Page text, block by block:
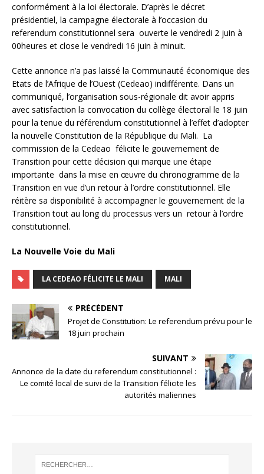
conformément à la loi électorale. D’après le décret
présidentiel, la campagne électorale à l’occasion du
referendum constitutionnel sera ouverte le vendredi 2 juin à
00heures et close le vendredi 16 juin à minuit.
Cette annonce n’a pas laissé la Communauté économique des
Etats de l’Afrique de l’Ouest (Cedeao) indifférente. Dans un
communiqué, l’organisation sous-régionale dit avoir appris
avec satisfaction la convocation du collège électoral le 18 juin
pour la tenue du référendum constitutionnel à l’effet d’adopter
la nouvelle Constitution de la République du Mali. La
commission de la Cedeao félicite le gouvernement de
Transition pour cette décision qui marque une étape
importante dans la mise en œuvre du chronogramme de la
Transition en vue d’un retour à l’ordre constitutionnel. Elle
réitère sa disponibilité à accompagner le gouvernement de la
Transition tout au long du processus vers un retour à l’ordre
constitutionnel.
La Nouvelle Voie du Mali
LA CEDEAO FÉLICITE LE MALI MALI
PRÉCÉDENT
Projet de Constitution: Le referendum prévu pour le
18 juin prochain
SUIVANT
Annonce de la date du referendum constitutionnel :
Le comité local de suivi de la Transition félicite les
autorités maliennes